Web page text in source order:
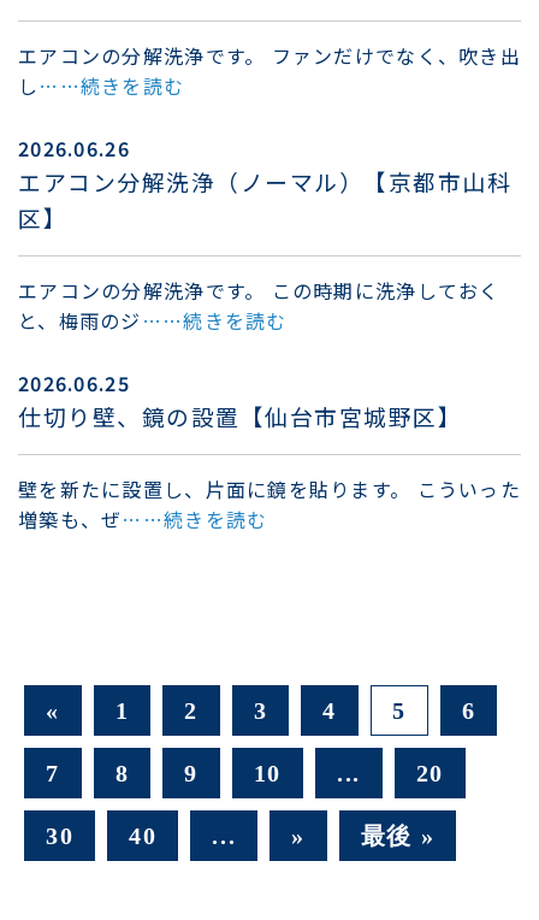
エアコンの分解洗浄です。 ファンだけでなく、吹き出
し ……続きを読む
2026.06.26
エアコン分解洗浄（ノーマル）【京都市山科
区】
エアコンの分解洗浄です。 この時期に洗浄しておく
と、梅雨のジ ……続きを読む
2026.06.25
仕切り壁、鏡の設置【仙台市宮城野区】
壁を新たに設置し、片面に鏡を貼ります。 こういった
増築も、ぜ……続きを読む
« 1 2 3 4 5 6
7 8 9 10 ... 20
30 40 ... » 最後 »